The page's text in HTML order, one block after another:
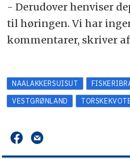
- Derudover henviser
til høringen. Vi har
kommentarer, skriver
NAALAKKERSUISUT
VESTGRØNLAND